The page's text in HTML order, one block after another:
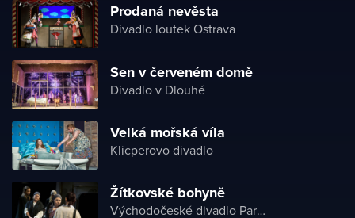
Prodaná nevěsta
Divadlo loutek Ostrava
Sen v červeném domě
Divadlo v Dlouhé
Velká mořská víla
Klicperovo divadlo
Žítkovské bohyně
Východočeské divadlo Pardubice